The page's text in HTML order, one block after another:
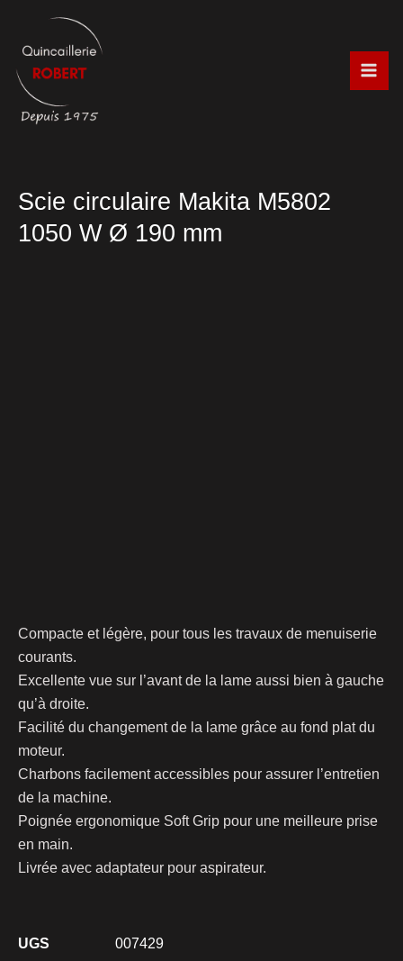
contenu
Scie circulaire Makita M5802
1050 W Ø 190 mm
Compacte et légère, pour tous les travaux de menuiserie
courants.
Excellente vue sur l’avant de la lame aussi bien à gauche
qu’à droite.
Facilité du changement de la lame grâce au fond plat du
moteur.
Charbons facilement accessibles pour assurer l’entretien
de la machine.
Poignée ergonomique Soft Grip pour une meilleure prise
en main.
Livrée avec adaptateur pour aspirateur.
UGS
007429